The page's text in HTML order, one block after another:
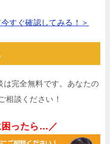
すぐ確認してみる！＞
完全無料です。あなたの
相談ください！
困ったら…／